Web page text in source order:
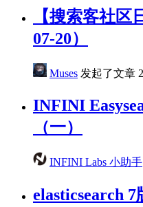
【搜索客社区
07-20）
Muses 发起了文章
INFINI
（一）
INFINI Labs 小助手
elasticsearch